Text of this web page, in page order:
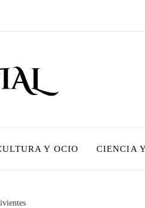
Y OCIO CIENCIA